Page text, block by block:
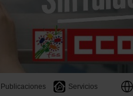
Publicaciones Servicios